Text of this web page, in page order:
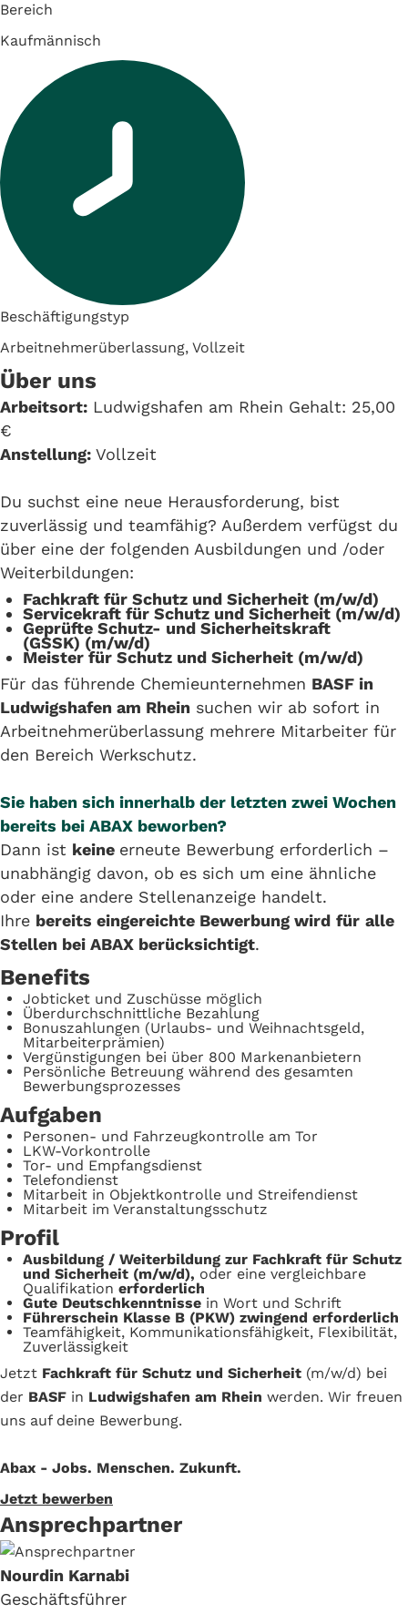
Bereich
Kaufmännisch
Beschäftigungstyp
Arbeitnehmerüberlassung, Vollzeit
Über uns
Arbeitsort: Ludwigshafen am Rhein Gehalt: 25,00
€
Anstellung: Vollzeit
Du suchst eine neue Herausforderung, bist
zuverlässig und teamfähig? Außerdem verfügst du
über eine der folgenden Ausbildungen und /oder
Weiterbildungen:
Fachkraft für Schutz und Sicherheit (m/w/d)
Servicekraft für Schutz und Sicherheit (m/w/d)
Geprüfte Schutz- und Sicherheitskraft
(GSSK) (m/w/d)
Meister für Schutz und Sicherheit (m/w/d)
Für das führende Chemieunternehmen BASF in
Ludwigshafen am Rhein suchen wir ab sofort in
Arbeitnehmerüberlassung mehrere Mitarbeiter für
den Bereich Werkschutz.
Sie haben sich innerhalb der letzten zwei Wochen
bereits bei ABAX beworben?
Dann ist keine erneute Bewerbung erforderlich –
unabhängig davon, ob es sich um eine ähnliche
oder eine andere Stellenanzeige handelt.
Ihre bereits eingereichte Bewerbung wird für alle
Stellen bei ABAX berücksichtigt.
Benefits
Jobticket und Zuschüsse möglich
Überdurchschnittliche Bezahlung
Bonuszahlungen (Urlaubs- und Weihnachtsgeld,
Mitarbeiterprämien)
Vergünstigungen bei über 800 Markenanbietern
Persönliche Betreuung während des gesamten
Bewerbungsprozesses
Aufgaben
Personen- und Fahrzeugkontrolle am Tor
LKW-Vorkontrolle
Tor- und Empfangsdienst
Telefondienst
Mitarbeit in Objektkontrolle und Streifendienst
Mitarbeit im Veranstaltungsschutz
Profil
Ausbildung / Weiterbildung zur Fachkraft für Schutz
und Sicherheit (m/w/d), oder eine vergleichbare
Qualifikation erforderlich
Gute Deutschkenntnisse in Wort und Schrift
Führerschein Klasse B (PKW) zwingend erforderlich
Teamfähigkeit, Kommunikationsfähigkeit, Flexibilität,
Zuverlässigkeit
Jetzt Fachkraft für Schutz und Sicherheit (m/w/d) bei
der BASF in Ludwigshafen am Rhein werden. Wir freuen
uns auf deine Bewerbung.
Abax - Jobs. Menschen. Zukunft.
Jetzt bewerben
Ansprechpartner
Nourdin Karnabi
Geschäftsführer